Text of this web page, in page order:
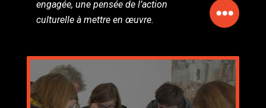
engagée, une pensée de l’action
culturelle à mettre en œuvre.